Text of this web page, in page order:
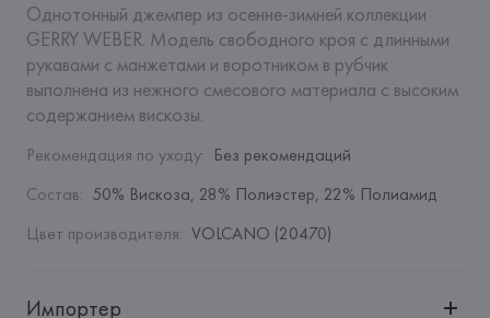
Однотонный джемпер из осенне-зимней коллекции
GERRY WEBER. Модель свободного кроя с длинными
рукавами с манжетами и воротником в рубчик
выполнена из нежного смесового материала с высоким
содержанием вискозы.
Рекомендация по уходу: Без рекомендаций
Состав: 50% Вискоза, 28% Полиэстер, 22% Полиамид
Цвет производителя: VOLCANO (20470)
Импортер